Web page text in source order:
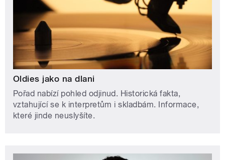
Oldies jako na dlani
Pořad nabízí pohled odjinud. Historická fakta,
vztahující se k interpretům i skladbám. Informace,
které jinde neuslyšíte.